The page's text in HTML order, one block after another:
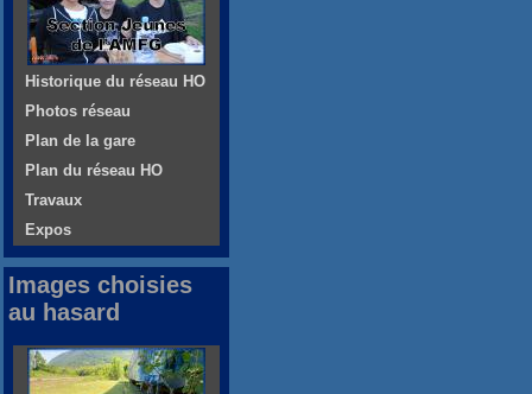
Historique du réseau HO
Photos réseau
Plan de la gare
Plan du réseau HO
Travaux
Expos
Images choisies
au hasard